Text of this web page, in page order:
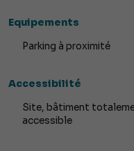
Equipements
Parking à proximité
Accessibilité
Site, bâtiment
accessible